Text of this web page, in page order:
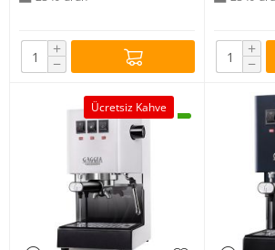
+
−
+
−
Ücretsiz Kahve